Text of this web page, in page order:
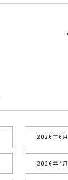
2026年6月
2026年4月